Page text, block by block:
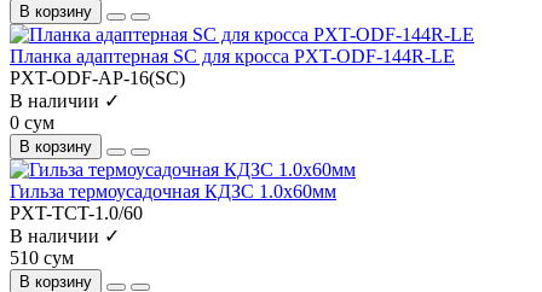
В корзину
Планка адаптерная SC для кросса PXT-ODF-144R-LE
PXT-ODF-AP-16(SC)
В наличии ✓
0 сум
В корзину
Гильза термоусадочная КДЗС 1.0х60мм
PXT-TCT-1.0/60
В наличии ✓
510 сум
В корзину